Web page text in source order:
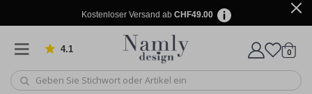
Kostenloser Versand ab CHF49.00
4.1 von 1029 Bewertungen
Wagen
0